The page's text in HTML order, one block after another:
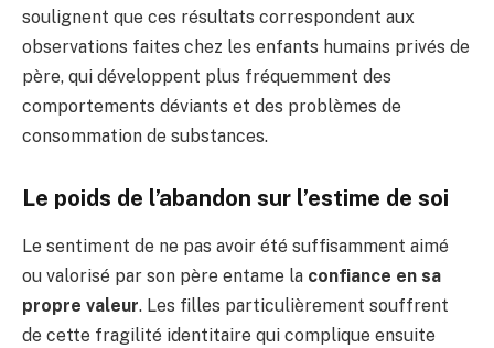
soulignent que ces résultats correspondent aux
observations faites chez les enfants humains privés de
père, qui développent plus fréquemment des
comportements déviants et des problèmes de
consommation de substances.
Le poids de l’abandon sur l’estime de soi
Le sentiment de ne pas avoir été suffisamment aimé
ou valorisé par son père entame la confiance en sa
propre valeur. Les filles particulièrement souffrent
de cette fragilité identitaire qui complique ensuite